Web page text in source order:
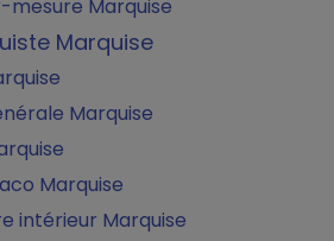
mesure Marquise
Marquise
Marquise
Marquise
intérieur Marquise